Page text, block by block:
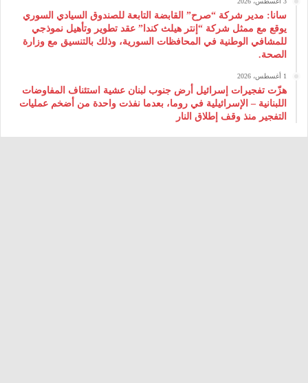
سانا: مدير شركة “صرح” القابضة التابعة للصندوق السيادي السوري
يوقع مع ممثل شركة “إنتر هيلث كندا” عقد تطوير وتأهيل نموذجي
للمشافي الوطنية في المحافظات السورية، وذلك بالتنسيق مع وزارة
الصحة.
1 أغسطس، 2026
هزّت تفجيرات إسرائيل أرض جنوب لبنان عشية استئناف المفاوضات
اللبنانية – الإسرائيلية في روما، بعدما نفذت واحدة من أضخم عمليات
التفجير منذ وقف إطلاق النار